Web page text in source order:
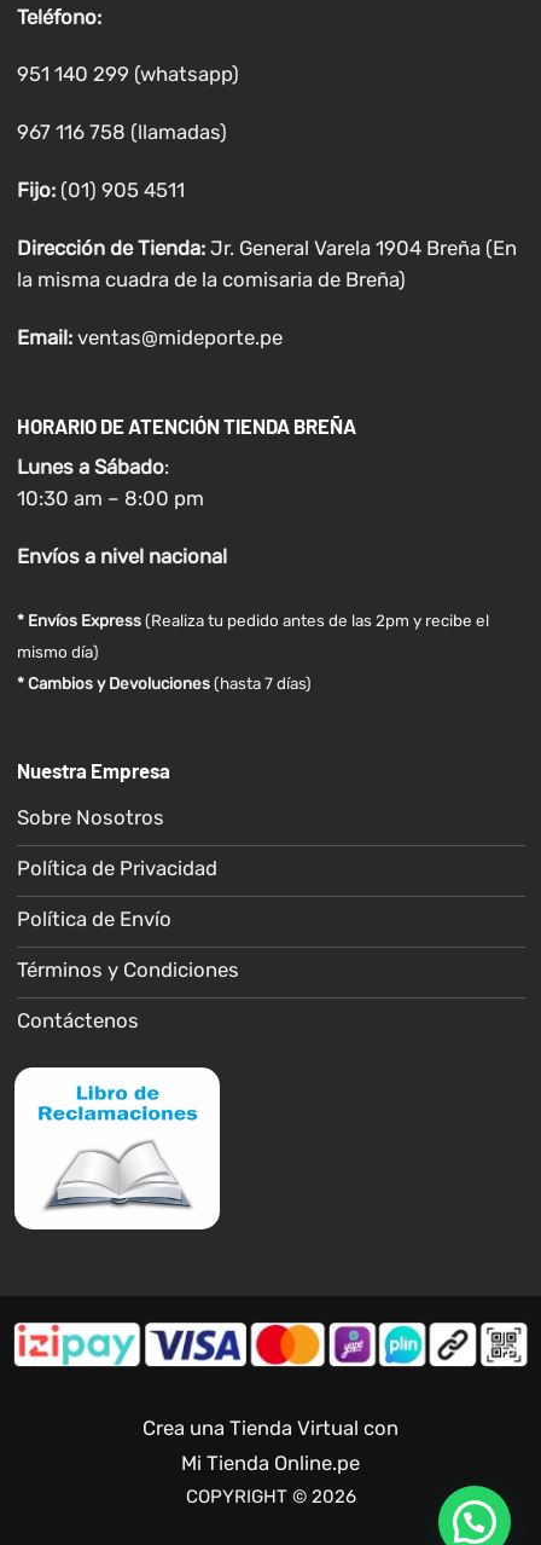
Teléfono:
951 140 299 (whatsapp)
967 116 758 (llamadas)
Fijo:(01) 905 4511
Dirección de Tienda: Jr. General Varela 1904 Breña (En
la misma cuadra de la comisaria de Breña)
Email: ventas@mideporte.pe
HORARIO DE ATENCIÓN TIENDA BREÑA
Lunes a Sábado:
10:30 am – 8:00 pm
Envíosa nivel nacional
* Envíos Express(Realiza tu pedido antes de las 2pm y recibe el
mismo día)
* Cambios y Devoluciones (hasta 7 días)
Nuestra Empresa
Sobre Nosotros
Política de Privacidad
Política de Envío
Términos y Condiciones
Contáctenos
Crea una Tienda Virtual con
Mi Tienda Online.pe
COPYRIGHT © 2026